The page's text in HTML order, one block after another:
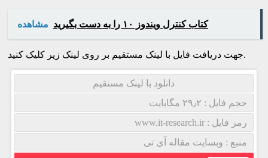
مشاهده کتاب کنترل ویندوز ۱۰ را به دست بگیرید
جهت دریافت فایل با لینک مستقیم بر روی لینک زیر کلیک کنید.
دانلود با لینک مستقیم
حجم فایل : ۲۹٫۲ مگابایت
رمز فایل : www.it-research.ir
منبع : وبسایت مقاله آی تی